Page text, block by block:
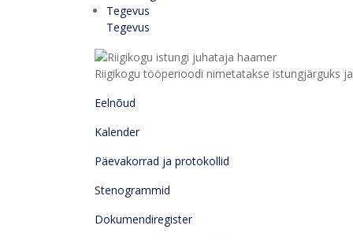
Tegevus
Tegevus
Riigikogu tööperioodi nimetatakse istungjärguks
Eelnõud
Kalender
Päevakorrad ja protokollid
Stenogrammid
Dokumendiregister